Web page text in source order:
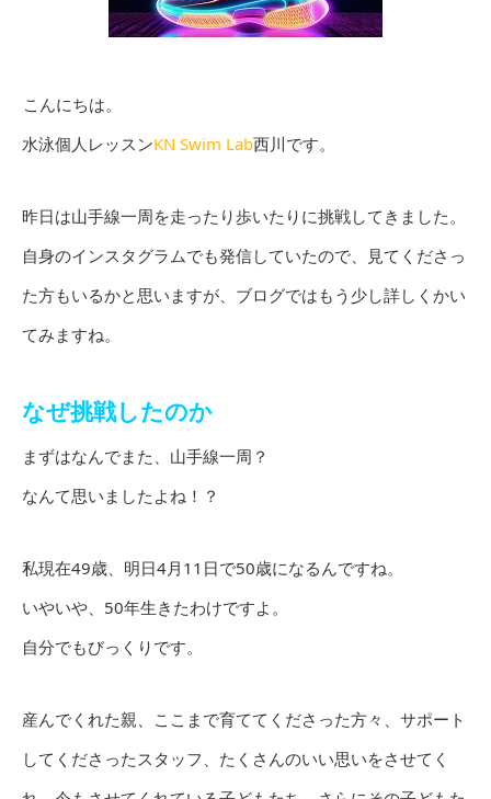
こんにちは。
水泳個人レッスンKN Swim Lab西川です。
昨日は山手線一周を走ったり歩いたりに挑戦してきました。
自身のインスタグラムでも発信していたので、見てくださっ
た方もいるかと思いますが、ブログではもう少し詳しくかい
てみますね。
なぜ挑戦したのか
まずはなんでまた、山手線一周？
なんて思いましたよね！？
私現在49歳、明日4月11日で50歳になるんですね。
いやいや、50年生きたわけですよ。
自分でもびっくりです。
産んでくれた親、ここまで育ててくださった方々、サポート
してくださったスタッフ、たくさんのいい思いをさせてく